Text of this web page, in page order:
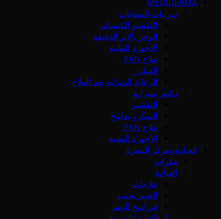
MEDIDERMA
تدريبات المنتجات
التقشير الكيميائي
الوخز بالإبر الدقيقة
الأجهزة الطبية
علاج PAN
الفيلرز
الرعاية المنزلية بعد العلاج
دكتور سيرانو
التقشير
الميكرونيدلينج
علاج PAN
الأجهزة الطبية
العيادة ومركز البشرة
مقرات
العيادة
علاجات
الخبير يجيب
في لمح البصر